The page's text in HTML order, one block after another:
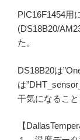
PIC16F1454用
(DS18B20/
た。
DS18B20は
は
干気になること
【